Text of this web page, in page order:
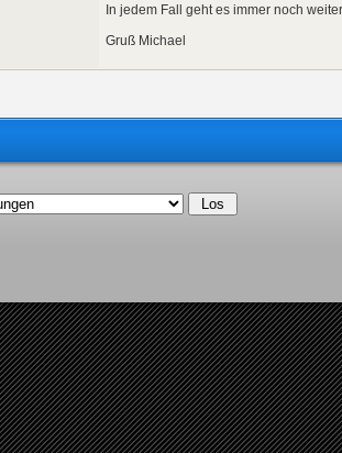
In jedem Fall geht es immer noch
Gruß Michael